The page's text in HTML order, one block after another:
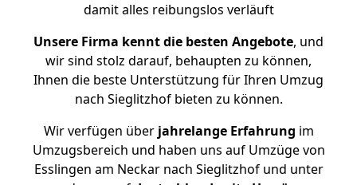
damit alles reibungslos verläuft
Unsere Firma kennt die besten Angebote, und
wir sind stolz darauf, behaupten zu können,
Ihnen die beste Unterstützung für Ihren Umzug
nach Sieglitzhof bieten zu können.
Wir verfügen überjahrelange Erfahrung im
Umzugsbereich und haben uns auf Umzüge von
Esslingen am Neckar nach Sieglitzhof und unter